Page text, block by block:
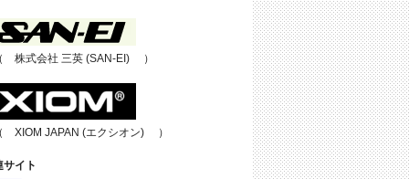
株式会社 三英 (SAN-EI) ）
XIOM JAPAN (エクシオン) ）
サイト